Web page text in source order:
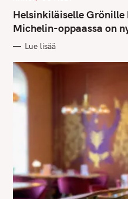
T
E
G
O
I
S
Helsinkiläiselle
Michelin-oppaassa on
Lue lisää